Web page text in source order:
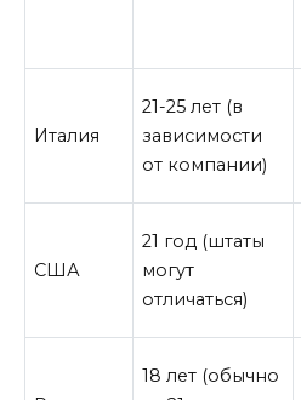
Италия
21-25 лет (в
зависимости
от компании)
США
21 год (штаты
могут
отличаться)
18 лет (обычно